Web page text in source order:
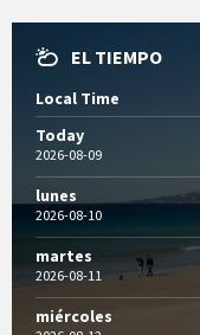
EL TIEMPO
Local Time
Today
2026-08-09
lunes
2026-08-10
martes
2026-08-11
miércoles